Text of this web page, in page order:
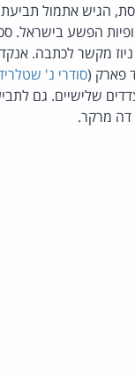
העבודה לכנסת, הגיש
מקשר לכתבה.
פארק (סודרי נ'
שלישיים. גם
דה מרקר.